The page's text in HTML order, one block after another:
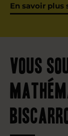
En savoir plus
Vous